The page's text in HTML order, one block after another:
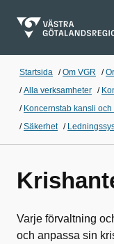
Startsida /Om VGR /
/Alla verksamheter /
/ Koncernstab kansli
/Säkerhet /
Varje förvaltning
och anpassa sin